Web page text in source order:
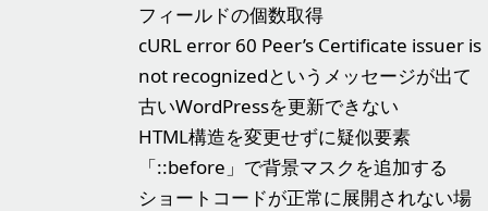
フィールドの個数取得
cURL error 60 Peer’s Certificate issuer is
not recognizedというメッセージが出て
古いWordPressを更新できない
HTML構造を変更せずに疑似要素
「::before」で背景マスクを追加する
ショートコードが正常に展開されない場